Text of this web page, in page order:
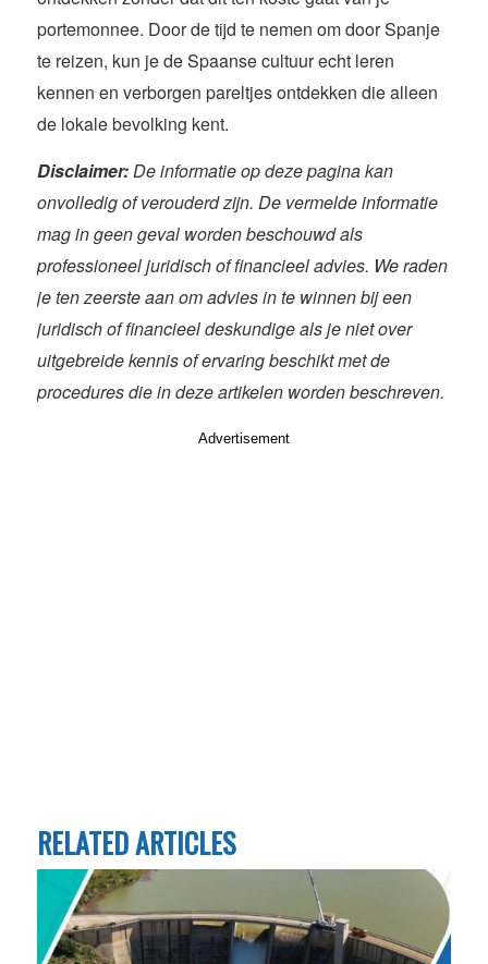
portemonnee. Door de tijd te nemen om door Spanje
te reizen, kun je de Spaanse cultuur echt leren
kennen en verborgen pareltjes ontdekken die alleen
de lokale bevolking kent.
Disclaimer:De informatie op deze pagina kan
onvolledig of verouderd zijn. De vermelde informatie
mag in geen geval worden beschouwd als
professioneel juridisch of financieel advies. We raden
je ten zeerste aan om advies in te winnen bij een
juridisch of financieel deskundige als je niet over
uitgebreide kennis of ervaring beschikt met de
procedures die in deze artikelen worden beschreven.
Advertisement
RELATED ARTICLES